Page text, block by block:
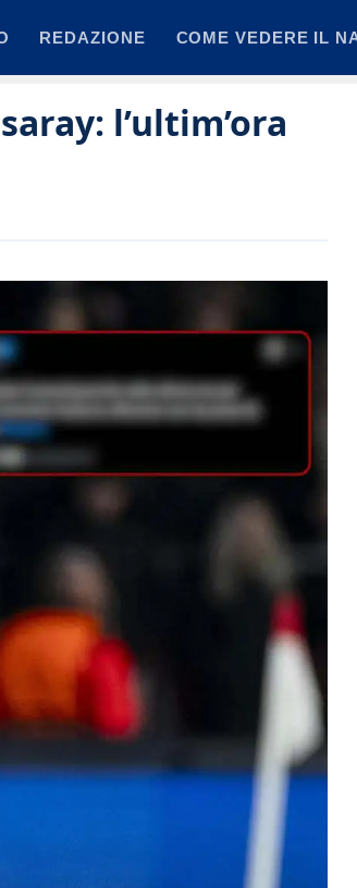
REDAZIONE COME VEDERE IL
l’ultim’ora